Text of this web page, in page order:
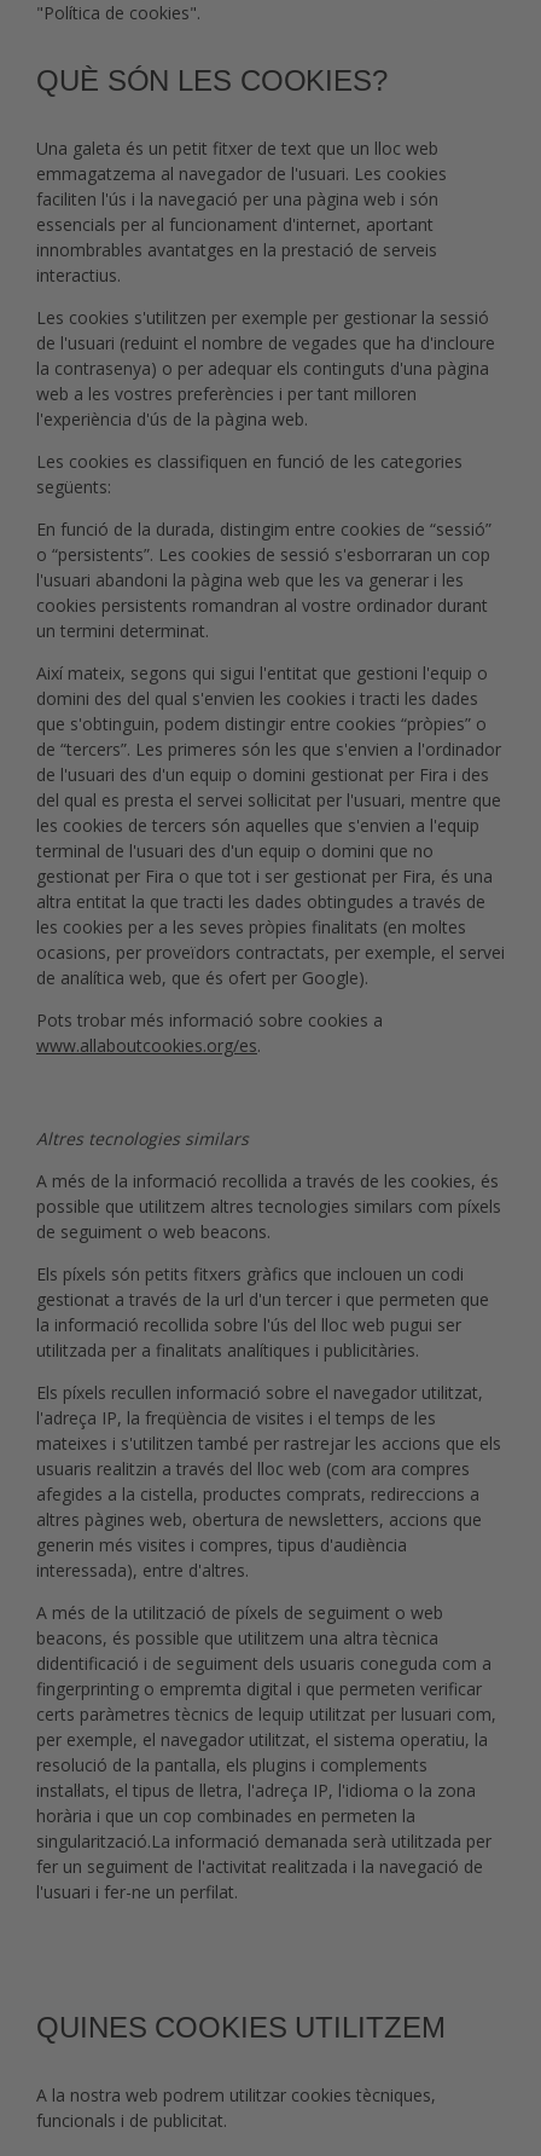
"Política de cookies".
QUÈ SÓN LES COOKIES?
Una galeta és un petit fitxer de text que un lloc web
emmagatzema al navegador de l'usuari. Les cookies
faciliten l'ús i la navegació per una pàgina web i són
essencials per al funcionament d'internet, aportant
innombrables avantatges en la prestació de serveis
interactius.
Les cookies s'utilitzen per exemple per gestionar la sessió
de l'usuari (reduint el nombre de vegades que ha d'incloure
la contrasenya) o per adequar els continguts d'una pàgina
web a les vostres preferències i per tant milloren
l'experiència d'ús de la pàgina web.
Les cookies es classifiquen en funció de les categories
següents:
En funció de la durada, distingim entre cookies de “sessió”
o “persistents”. Les cookies de sessió s'esborraran un cop
l'usuari abandoni la pàgina web que les va generar i les
cookies persistents romandran al vostre ordinador durant
un termini determinat.
Així mateix, segons qui sigui l'entitat que gestioni l'equip o
domini des del qual s'envien les cookies i tracti les dades
que s'obtinguin, podem distingir entre cookies “pròpies” o
de “tercers”. Les primeres són les que s'envien a l'ordinador
de l'usuari des d'un equip o domini gestionat per Fira i des
del qual es presta el servei sol·licitat per l'usuari, mentre que
les cookies de tercers són aquelles que s'envien a l'equip
terminal de l'usuari des d'un equip o domini que no
gestionat per Fira o que tot i ser gestionat per Fira, és una
altra entitat la que tracti les dades obtingudes a través de
les cookies per a les seves pròpies finalitats (en moltes
ocasions, per proveïdors contractats, per exemple, el servei
de analítica web, que és ofert per Google).
Pots trobar més informació sobre cookies a
www.allaboutcookies.org/es.
Altres tecnologies similars
A més de la informació recollida a través de les cookies, és
possible que utilitzem altres tecnologies similars com píxels
de seguiment o web beacons.
Els píxels són petits fitxers gràfics que inclouen un codi
gestionat a través de la url d'un tercer i que permeten que
la informació recollida sobre l'ús del lloc web pugui ser
utilitzada per a finalitats analítiques i publicitàries.
Els píxels recullen informació sobre el navegador utilitzat,
l'adreça IP, la freqüència de visites i el temps de les
mateixes i s'utilitzen també per rastrejar les accions que els
usuaris realitzin a través del lloc web (com ara compres
afegides a la cistella, productes comprats, redireccions a
altres pàgines web, obertura de newsletters, accions que
generin més visites i compres, tipus d'audiència
interessada), entre d'altres.
A més de la utilització de píxels de seguiment o web
beacons, és possible que utilitzem una altra tècnica
didentificació i de seguiment dels usuaris coneguda com a
fingerprinting o empremta digital i que permeten verificar
certs paràmetres tècnics de lequip utilitzat per lusuari com,
per exemple, el navegador utilitzat, el sistema operatiu, la
resolució de la pantalla, els plugins i complements
instal·lats, el tipus de lletra, l'adreça IP, l'idioma o la zona
horària i que un cop combinades en permeten la
singularització.La informació demanada serà utilitzada per
fer un seguiment de l'activitat realitzada i la navegació de
l'usuari i fer-ne un perfilat.
QUINES COOKIES UTILITZEM
A la nostra web podrem utilitzar cookies tècniques,
funcionals i de publicitat.